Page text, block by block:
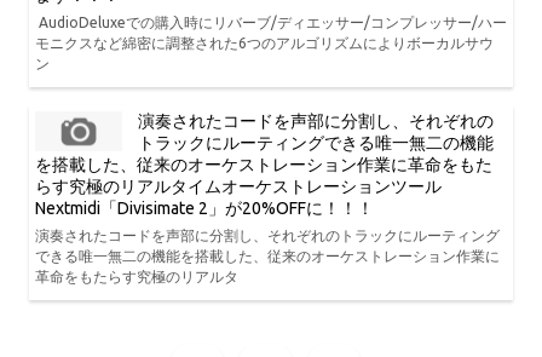
AudioDeluxeでの購入時にリバーブ/ディエッサー/コンプレッサー/ハー
モニクスなど綿密に調整された6つのアルゴリズムによりボーカルサウ
ン
演奏されたコードを声部に分割し、それぞれの
トラックにルーティングできる唯一無二の機能
を搭載した、従来のオーケストレーション作業に革命をもた
らす究極のリアルタイムオーケストレーションツール
Nextmidi「Divisimate 2」が20%OFFに！！！
演奏されたコードを声部に分割し、それぞれのトラックにルーティング
できる唯一無二の機能を搭載した、従来のオーケストレーション作業に
革命をもたらす究極のリアルタ